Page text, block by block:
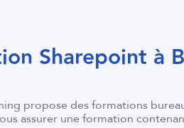
Sharepoint à
propose des formations
assurer une formation